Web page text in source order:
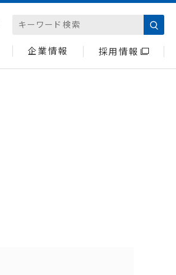
企業情報 採用情報